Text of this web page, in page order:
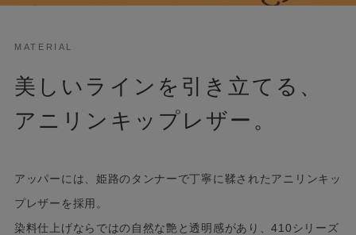
MATERIAL
美しいラインを引き立てる、
アニリンキップレザー。
アッパーには、姫路のタンナーで丁寧に鞣されたアニリンキッ
プレザーを採用。
染料仕上げならではの自然な艶と透明感があり、410シリーズ